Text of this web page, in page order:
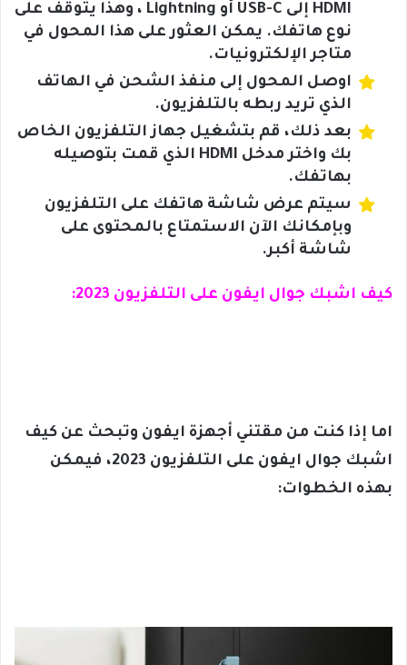
HDMI إلى USB-C أو Lightning ، وهذا يتوقف على
نوع هاتفك. يمكن العثور على هذا المحول في
متاجر الإلكترونيات.
اوصل المحول إلى منفذ الشحن في الهاتف
الذي تريد ربطه بالتلفزيون.
بعد ذلك، قم بتشغيل جهاز التلفزيون الخاص
بك واختر مدخل HDMI الذي قمت بتوصيله
بهاتفك.
سيتم عرض شاشة هاتفك على التلفزيون
وبإمكانك الآن الاستمتاع بالمحتوى على
شاشة أكبر.
كيف اشبك جوال ايفون على التلفزيون 2023:
اما إذا كنت من مقتني أجهزة ايفون وتبحث عن كيف
اشبك جوال ايفون على التلفزيون 2023، فيمكن
بهذه الخطوات: